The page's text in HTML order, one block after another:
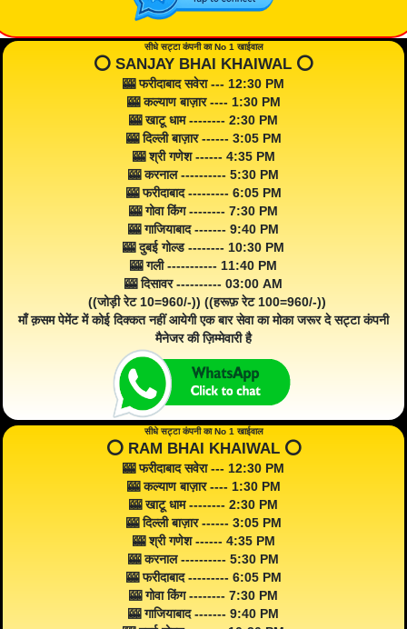
सीधे सट्टा कंपनी का No 1 खाईवाल
⭕️ SANJAY BHAI KHAIWAL ⭕️
🎰 फरीदाबाद सवेरा --- 12:30 PM
🎰 कल्याण बाज़ार ---- 1:30 PM
🎰 खाटू धाम -------- 2:30 PM
🎰 दिल्ली बाज़ार ------ 3:05 PM
🎰 श्री गणेश ------ 4:35 PM
🎰 करनाल ---------- 5:30 PM
🎰 फरीदाबाद --------- 6:05 PM
🎰 गोवा किंग -------- 7:30 PM
🎰 गाजियाबाद ------- 9:40 PM
🎰 दुबई गोल्ड -------- 10:30 PM
🎰 गली ----------- 11:40 PM
🎰 दिसावर ---------- 03:00 AM
((जोड़ी रेट 10=960/-)) ((हरूफ़ रेट 100=960/-))
माँ क़सम पेमेंट में कोई दिक्कत नहीं आयेगी एक बार सेवा का मोका जरूर दे सट्टा कंपनी
मैनेजर की ज़िम्मेवारी है
सीधे सट्टा कंपनी का No 1 खाईवाल
⭕️ RAM BHAI KHAIWAL ⭕️
🎰 फरीदाबाद सवेरा --- 12:30 PM
🎰 कल्याण बाज़ार ---- 1:30 PM
🎰 खाटू धाम -------- 2:30 PM
🎰 दिल्ली बाज़ार ------ 3:05 PM
🎰 श्री गणेश ------ 4:35 PM
🎰 करनाल ---------- 5:30 PM
🎰 फरीदाबाद --------- 6:05 PM
🎰 गोवा किंग -------- 7:30 PM
🎰 गाजियाबाद ------- 9:40 PM